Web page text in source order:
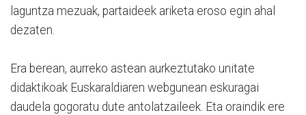
laguntza mezuak, partaideek ariketa eroso egin ahal
dezaten.
Era berean, aurreko astean aurkeztutako unitate
didaktikoak Euskaraldiaren webgunean eskuragai
daudela gogoratu dute antolatzaileek. Eta oraindik ere